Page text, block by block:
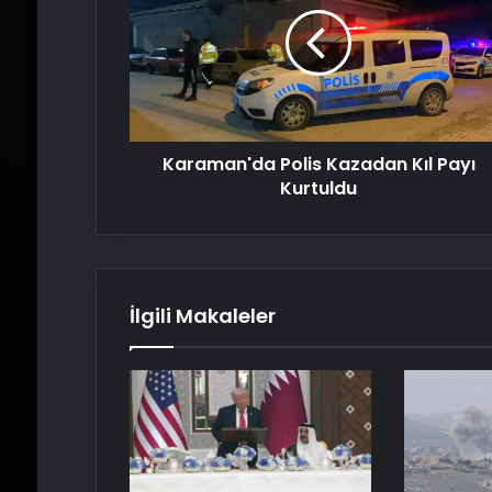
Kıl
Payı
Kurtuldu
Karaman'da Polis Kazadan Kıl Payı
Kurtuldu
İlgili Makaleler